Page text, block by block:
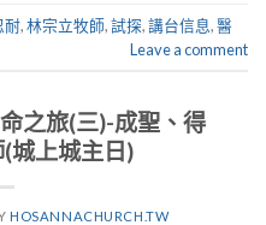
耐,林宗立牧師,試探,講台信息,醫
Leave a comment
之旅(三)-成聖、得
城上城主日)
HOSANNACHURCH.TW